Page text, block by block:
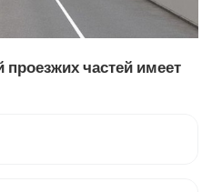
проезжих частей имеет